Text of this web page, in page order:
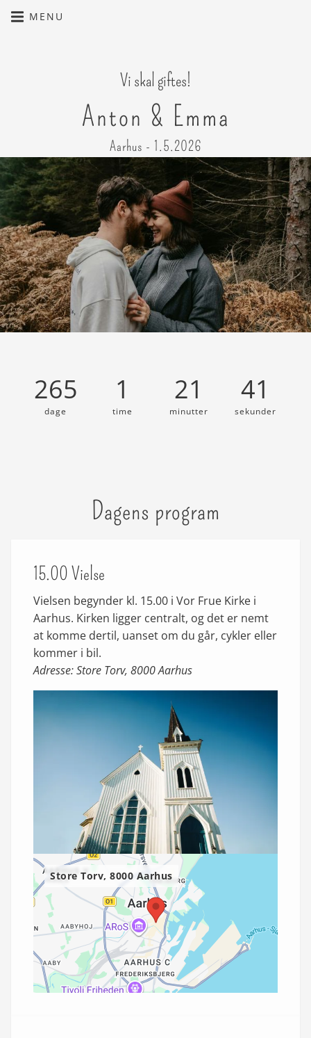
MENU
Vi skal giftes!
Anton & Emma
Aarhus - 1.5.2026
265
dage
1
time
21
minutter
40
sekunder
Dagens program
15.00 Vielse
Vielsen begynder kl. 15.00 i Vor Frue Kirke i
Aarhus. Kirken ligger centralt, og det er nemt
at komme dertil, uanset om du går, cykler eller
kommer i bil.
Adresse: Store Torv, 8000 Aarhus
Store Torv, 8000 Aarhus